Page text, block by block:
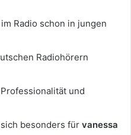
Radio schon in jungen
Radiohörern
und
besonders für vanessa